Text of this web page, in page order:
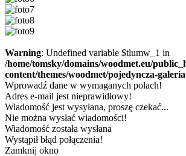
Warning: Undefined variable $tlumw_1 in
/home/tomsky/domains/woodmet.eu/
content/themes/woodmet/pojedyncza-
Wprowadź dane w wymaganych polach!
Adres e-mail jest nieprawidłowy!
Wiadomość jest wysyłana, proszę czekać...
Nie można wysłać wiadomości!
Wiadomość została wysłana
Wystąpił błąd połączenia!
Zamknij okno